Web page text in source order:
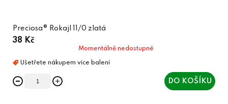
Preciosa® Rokajl 11/0 zlatá
38 Kč
Momentálně nedostupné
DO KOŠÍKU